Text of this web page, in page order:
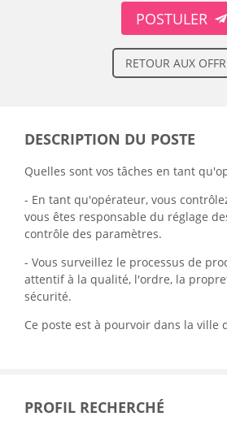
POSTULER
RETOUR AUX
DESCRIPTION DU POSTE
Quelles sont vos tâches en tant
- En tant qu'opérateur, vous
vous êtes responsable du réglage
contrôle des paramètres.
- Vous surveillez le processus de
attentif à la qualité, l'ordre, la
sécurité.
Ce poste est à pourvoir dans la ville
PROFIL RECHERCHÉ